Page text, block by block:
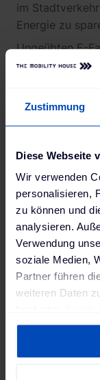
Zustimmung
Diese Webseite
Wir verwenden
personalisieren,
zu können und
analysieren.
Verwendung
soziale Medien,
Partner führen
weiteren Daten
gesammelt
Impressum.
im
Energie zu
Ungeübten E-
oder
Funktionen
beispielsweise
Gaspedal wirst
Programm
Idealerweise
langsamer
sogenannte
die
Segelfunktion